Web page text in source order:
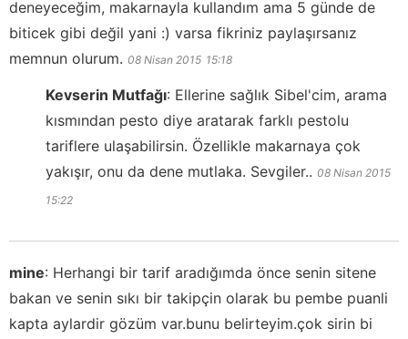
deneyeceğim, makarnayla kullandım ama 5 günde de
biticek gibi değil yani :) varsa fikriniz paylaşırsanız
memnun olurum. 08 Nisan 2015 15:18
Kevserin Mutfağı: Ellerine sağlık Sibel'cim, arama
kısmından pesto diye aratarak farklı pestolu
tariflere ulaşabilirsin. Özellikle makarnaya çok
yakışır, onu da dene mutlaka. Sevgiler.. 08 Nisan 2015
15:22
mine: Herhangi bir tarif aradığımda önce senin sitene
bakan ve senin sıkı bir takipçin olarak bu pembe puanli
kapta aylardir gözüm var.bunu belirteyim.çok sirin bi